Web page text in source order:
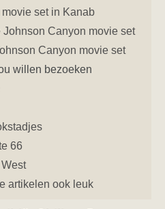
set in Kanab
Canyon movie set
Canyon movie set
willen bezoeken
66
artikelen ook leuk